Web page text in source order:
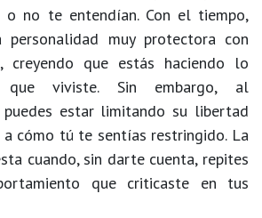
o no te entendían. Con el tiempo,
personalidad muy protectora con
creyendo que estás haciendo lo
viviste. Sin embargo, al
puedes estar limitando su libertad
cómo tú te sentías restringido. La
cuando, sin darte cuenta, repites
que criticaste en tus